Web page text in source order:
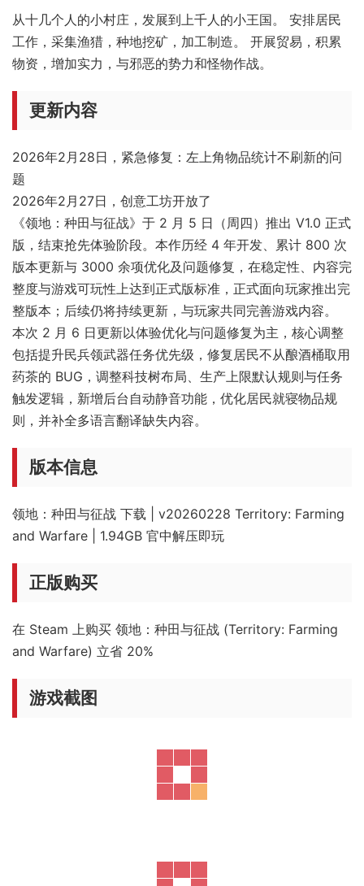
从十几个人的小村庄，发展到上千人的小王国。 安排居民
工作，采集渔猎，种地挖矿，加工制造。 开展贸易，积累
物资，增加实力，与邪恶的势力和怪物作战。
更新内容
2026年2月28日，紧急修复：左上角物品统计不刷新的问
题
2026年2月27日，创意工坊开放了
《领地：种田与征战》于 2 月 5 日（周四）推出 V1.0 正式
版，结束抢先体验阶段。本作历经 4 年开发、累计 800 次
版本更新与 3000 余项优化及问题修复，在稳定性、内容完
整度与游戏可玩性上达到正式版标准，正式面向玩家推出完
整版本；后续仍将持续更新，与玩家共同完善游戏内容。
本次 2 月 6 日更新以体验优化与问题修复为主，核心调整
包括提升民兵领武器任务优先级，修复居民不从酿酒桶取用
药茶的 BUG，调整科技树布局、生产上限默认规则与任务
触发逻辑，新增后台自动静音功能，优化居民就寝物品规
则，并补全多语言翻译缺失内容。
版本信息
领地：种田与征战 下载 | v20260228 Territory: Farming
and Warfare | 1.94GB 官中解压即玩
正版购买
在 Steam 上购买 领地：种田与征战 (Territory: Farming
and Warfare) 立省 20%
游戏截图